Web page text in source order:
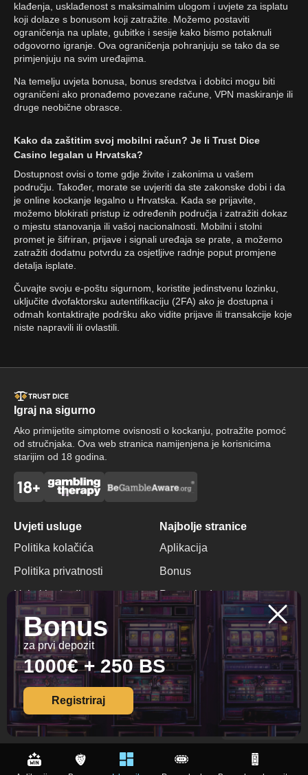
klađenja, usklađenost s maksimalnim ulogom i uvjete za isplatu
koji dolaze s bonusom koji zatražite. Možemo postaviti
ograničenja na uplate, gubitke i sesije kako bismo potaknuli
odgovorno igranje. Ova ograničenja pohranjuju se tako da se
primjenjuju na svim uređajima.
Na temelju uvjeta bonusa, bonus sredstva i dobitci mogu biti
ograničeni ako pronađemo povezane račune, VPN maskiranje ili
druge neobične obrasce.
Kako da zaštitim svoj mobilni račun? Je li Trust Dice
Casino legalan u Hrvatska?
Dostupnost ovisi o tome gdje živite i zakonima u vašem
području. Također, morate se uvjeriti da ste zakonske dobi i da
je online kockanje legalno u Hrvatska. Kada se prijavite,
možemo blokirati pristup iz određenih područja i zatražiti dokaz
o mjestu stanovanja ili vašoj nacionalnosti. Mobilni i stolni
promet je šifriran, prijave i signali uređaja se prate, a možemo
zatražiti dodatnu potvrdu za osjetljive radnje poput promjene
detalja isplate.
Čuvajte svoju e-poštu sigurnom, koristite jedinstvenu lozinku,
uključite dvofaktorsku autentifikaciju (2FA) ako je dostupna i
odmah kontaktirajte podršku ako vidite prijave ili transakcije koje
niste napravili ili ovlastili.
Bonus
za prvi depozit
1000€ + 250 BS
Registriraj
Igraj na sigurno
Ako primijetite simptome ovisnosti o kockanju, potražite pomoć
od stručnjaka. Ova web stranica namijenjena je korisnicima
starijim od 18 godina.
Uvjeti usluge
Politika kolačića
Politika privatnosti
Uvjeti i odredbe
Odgovorno igranje
Najbolje stranice
Aplikacija
Bonus
Promo kod
Bonus bez depozita
Kontakti
+385 1 234 5678
info@trust-dice-hr.com
© 2026 All Rights
Reserved.